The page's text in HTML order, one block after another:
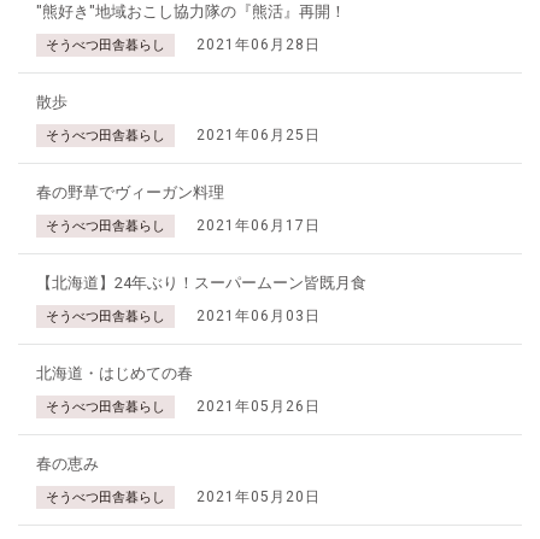
"熊好き"地域おこし協力隊の『熊活』再開！
そうべつ田舎暮らし 2021年06月28日
散歩
そうべつ田舎暮らし 2021年06月25日
春の野草でヴィーガン料理
そうべつ田舎暮らし 2021年06月17日
【北海道】24年ぶり！スーパームーン皆既月食
そうべつ田舎暮らし 2021年06月03日
北海道・はじめての春
そうべつ田舎暮らし 2021年05月26日
春の恵み
そうべつ田舎暮らし 2021年05月20日